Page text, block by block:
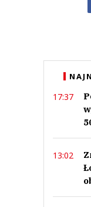
17:37
13:02